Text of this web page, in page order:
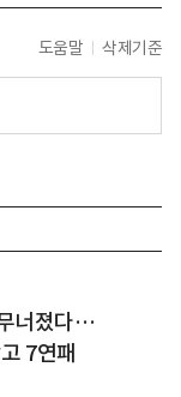
도움말 삭제기준
너졌다…
7연패